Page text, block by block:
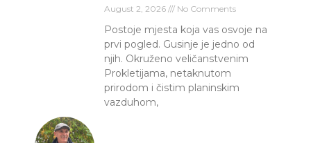
August 2, 2026 No Comments
Postoje mjesta koja vas osvoje na
prvi pogled. Gusinje je jedno od
njih. Okruženo veličanstvenim
Prokletijama, netaknutom
prirodom i čistim planinskim
vazduhom,